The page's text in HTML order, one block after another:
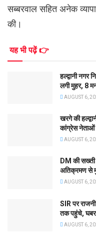
सब्बरवाल सहित अनेक
की।
यह भी पढ़ें 👉
हल्द्वानी नगर
लगी मुहर, 8
AUGUST 6,
खरगे की
कांग्रेस नेताओं
AUGUST 6,
DM की सख्ती
अतिक्रमण से
AUGUST 6,
SIR पर
तक पहुंचे,
AUGUST 6,